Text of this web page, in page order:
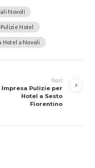
Novoli
Pulizie Hotel
Hotel a Novoli
Next
Impresa Pulizie per
Hotel a Sesto
Fiorentino